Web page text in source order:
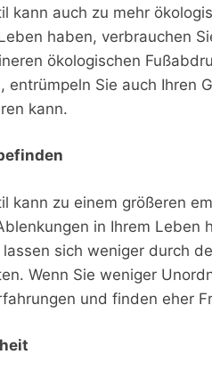
kann auch zu mehr
haben, verbrauchen
ökologischen
entrümpeln Sie auch Ihren
kann.
kann zu einem größeren
in Ihrem Leben
sich weniger durch
Wenn Sie weniger
und finden eher